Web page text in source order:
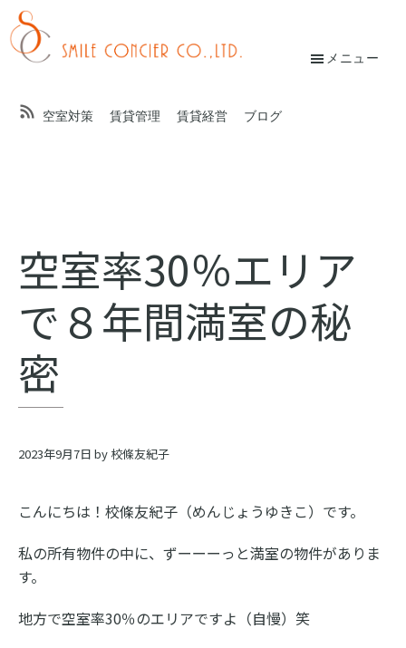
Skip
to
main
Skip
to
footer
條
オ
ン
ラ
イ
ン
ス
ク
ー
ル
空室対策 賃貸管理 賃貸経営 ブログ
メニュー
空室率30％エリア
で８年間満室の秘
密
2023年9月7日 by 校條友紀子
こんにちは！校條友紀子（めんじょうゆきこ）です。
私の所有物件の中に、ずーーーっと満室の物件がありま
す。
地方で空室率30％のエリアですよ（自慢）笑